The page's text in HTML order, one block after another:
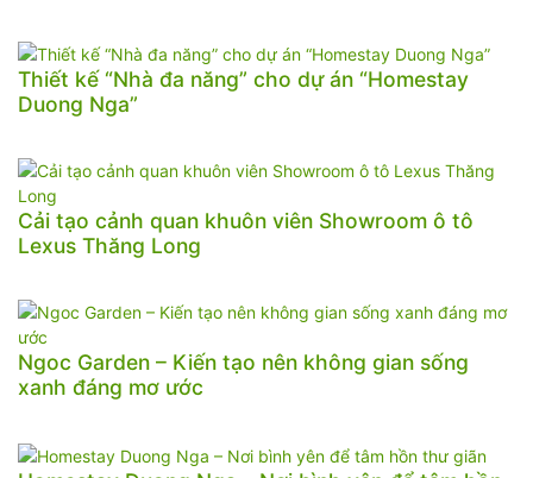
Thiết kế “Nhà đa năng” cho dự án “Homestay
Duong Nga”
Cải tạo cảnh quan khuôn viên Showroom ô tô
Lexus Thăng Long
Ngoc Garden – Kiến tạo nên không gian sống
xanh đáng mơ ước